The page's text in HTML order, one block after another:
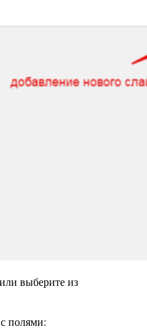
выберите из
полями: